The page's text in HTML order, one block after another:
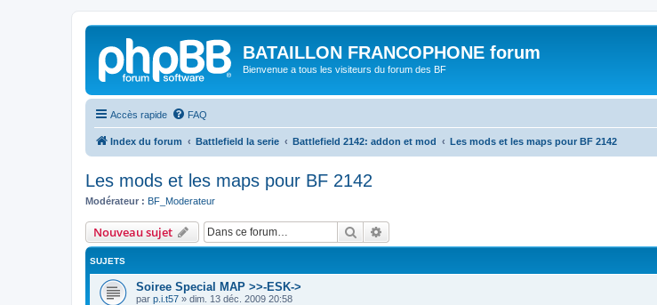
BATAILLON FRANCOPHONE forum
Bienvenue a tous les visiteurs du forum des BF
Accès rapide FAQ
Index du forum Battlefield la serie Battlefield 2142: addon et mod Les mods et les maps pour BF 2142
Les mods et les maps pour BF 2142
Modérateur : BF_Moderateur
Nouveau sujet Rechercher
SUJETS
Soiree Special MAP >>-ESK->
par p.i.t57 » dim. 13 déc. 2009 20:58